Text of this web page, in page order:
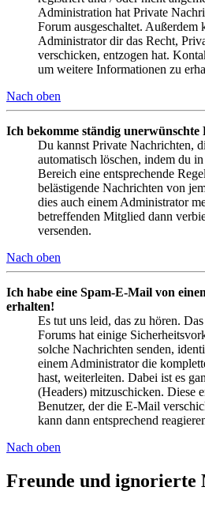
Administration hat Private
Forum ausgeschaltet. Außerdem
Administrator dir das Recht,
verschicken, entzogen hat.
um weitere Informationen zu
Nach oben
Ich bekomme ständig
Du kannst Private Nachrichten,
automatisch löschen, indem du
Bereich eine entsprechende
belästigende Nachrichten von
dies auch einem Administrator
betreffenden Mitglied dann
versenden.
Nach oben
Ich habe eine Spam-E-Mail von
erhalten!
Es tut uns leid, das zu hören.
Forums hat einige
solche Nachrichten senden,
einem Administrator die
hast, weiterleiten. Dabei ist es
(Headers) mitzuschicken. Diese
Benutzer, der die E-Mail
kann dann entsprechend
Nach oben
Freunde und